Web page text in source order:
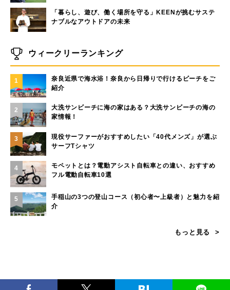
「暮らし、遊び、働く場所を守る」KEENが挑むサステ
ナブルなアウトドアの未来
ウィークリーランキング
1
奈良近県で海水浴！奈良から日帰りで行けるビーチをご
紹介
2
大洗サンビーチに海の家はある？大洗サンビーチの海の
家情報！
3
現役サーファーがおすすめしたい「40代メンズ」が選ぶ
サーフTシャツ
4
モペットとは？電動アシスト自転車との違い、おすすめ
フル電動自転車10選
5
手稲山の3つの登山コース（初心者〜上級者）と魅力を紹
介
もっと見る